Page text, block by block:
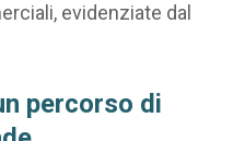
evidenziate dal
percorso di